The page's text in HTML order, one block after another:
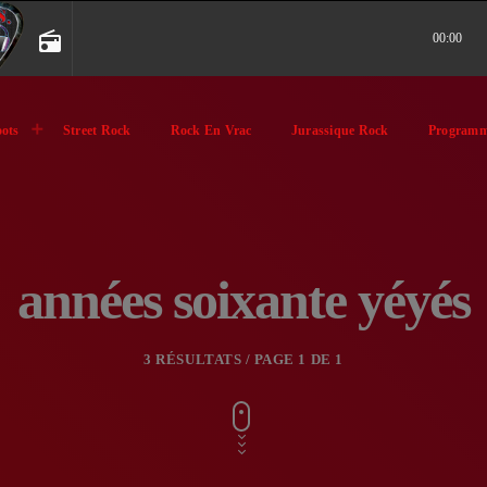
radio 00:00
Street Rock Rock En Vrac Jurassique Rock
années soixante yéyés
3 RÉSULTATS / PAGE 1 DE 1